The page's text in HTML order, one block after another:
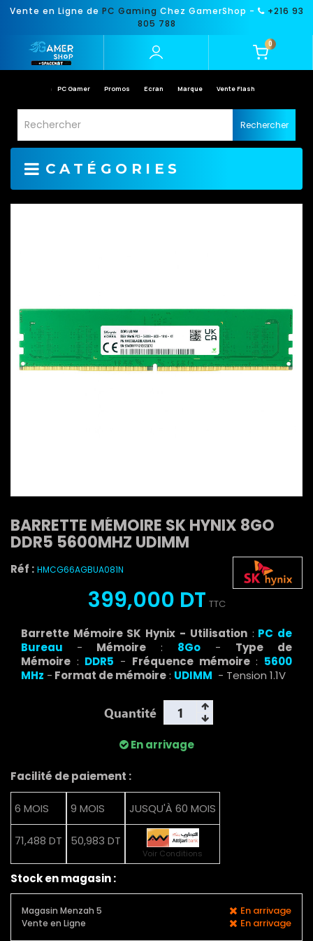
Vente en Ligne de PC Gaming Chez GamerShop -
+216 93
805 788
0
PC Gamer Promos Ecran Marque Vente Flash
Rechercher
CATÉGORIES
BARRETTE MÉMOIRE SK HYNIX 8GO
DDR5 5600MHZ UDIMM
Réf : HMCG66AGBUA081N
399,000 DT TTC
Barrette Mémoire SK Hynix - Utilisation : PC de
Bureau - Mémoire : 8Go - Type de
Mémoire : DDR5 - Fréquence mémoire: 5600
MHz - Format de mémoire: UDIMM - Tension 1.1V
Quantité
En arrivage
Facilité de paiement :
6 MOIS
71,488 DT
9 MOIS
50,983 DT
JUSQU'À 60 MOIS
Voir Conditions
Stock en magasin :
Magasin Menzah 5 En arrivage
Vente en Ligne En arrivage